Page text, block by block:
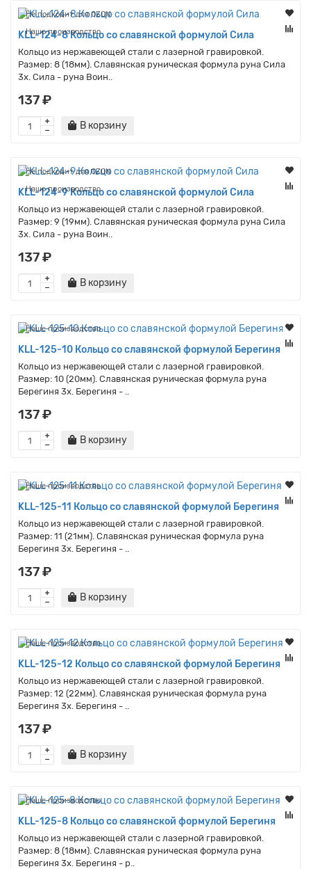
Не подходит для OZON
Наше производство
KLL-124-8 Кольцо со славянской формулой Сила
Кольцо из нержавеющей стали с лазерной гравировкой.
Размер: 8 (18мм). Славянская руническая формула руна Сила
3x. Сила - руна Воин..
137 ₽
В корзину
Не подходит для OZON
Наше производство
KLL-124-9 Кольцо со славянской формулой Сила
Кольцо из нержавеющей стали с лазерной гравировкой.
Размер: 9 (19мм). Славянская руническая формула руна Сила
3x. Сила - руна Воин..
137 ₽
В корзину
Наше производство
KLL-125-10 Кольцо со славянской формулой Берегиня
Кольцо из нержавеющей стали с лазерной гравировкой.
Размер: 10 (20мм). Славянская руническая формула руна
Берегиня 3x. Берегиня - ..
137 ₽
В корзину
Наше производство
KLL-125-11 Кольцо со славянской формулой Берегиня
Кольцо из нержавеющей стали с лазерной гравировкой.
Размер: 11 (21мм). Славянская руническая формула руна
Берегиня 3x. Берегиня - ..
137 ₽
В корзину
Наше производство
KLL-125-12 Кольцо со славянской формулой Берегиня
Кольцо из нержавеющей стали с лазерной гравировкой.
Размер: 12 (22мм). Славянская руническая формула руна
Берегиня 3x. Берегиня - ..
137 ₽
В корзину
Наше производство
KLL-125-8 Кольцо со славянской формулой Берегиня
Кольцо из нержавеющей стали с лазерной гравировкой.
Размер: 8 (18мм). Славянская руническая формула руна
Берегиня 3x. Берегиня - р..